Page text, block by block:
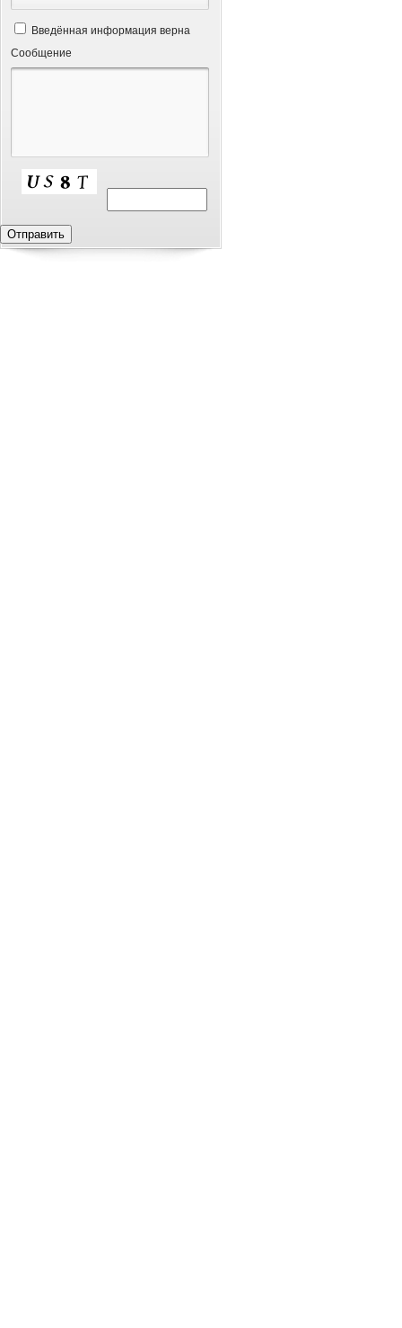
Введённая информация верна
Сообщение